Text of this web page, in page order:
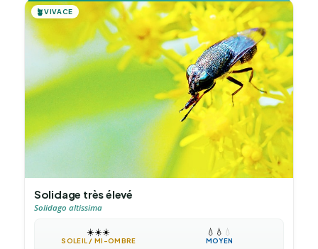
🪴VIVACE
Solidage très élevé
Solidago altissima
☀️☀️☀️
SOLEIL / MI-OMBRE
💧 💧 💧
MOYEN